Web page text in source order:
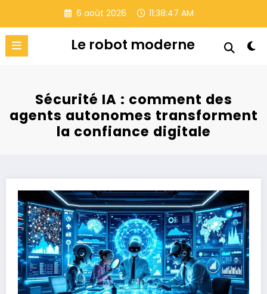
contenu
6 août 2026 11:38:48 AM
Le robot moderne
Sécurité IA : comment des
agents autonomes transforment
la confiance digitale